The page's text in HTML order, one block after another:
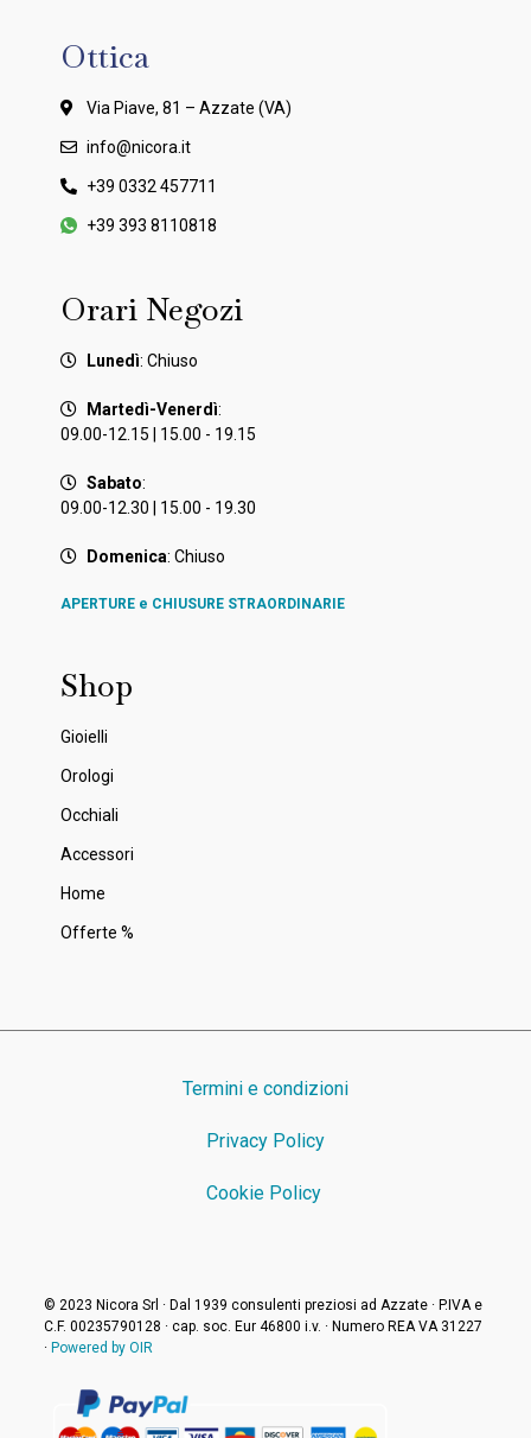
Ottica
Via Piave, 81 – Azzate (VA)
info@nicora.it
+39 0332 457711
+39 393 8110818
Orari Negozi
Lunedì: Chiuso
Martedì-Venerdì:
09.00-12.15 | 15.00 - 19.15
Sabato:
09.00-12.30 | 15.00 - 19.30
Domenica: Chiuso
APERTURE e CHIUSURE STRAORDINARIE
Shop
Gioielli
Orologi
Occhiali
Accessori
Home
Offerte %
Termini e condizioni
Privacy Policy
Cookie Policy
© 2023 Nicora Srl · Dal 1939 consulenti preziosi ad Azzate · P.IVA e
C.F. 00235790128 · cap. soc. Eur 46800 i.v. · Numero REA VA 31227
· Powered by OIR